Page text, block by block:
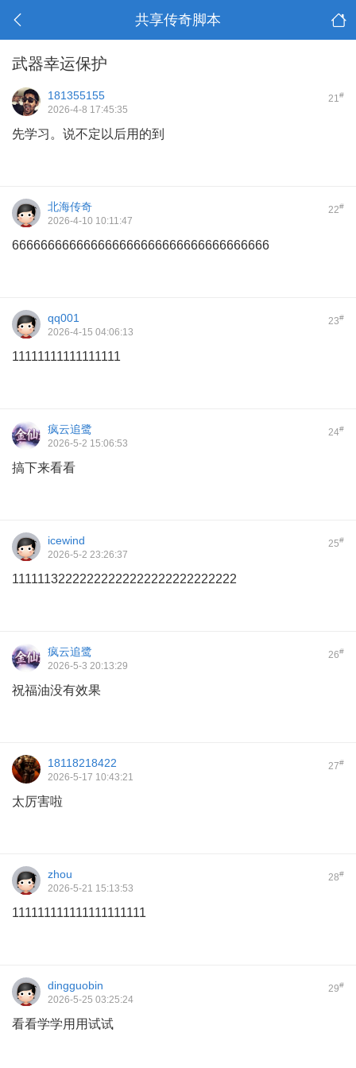
共享传奇脚本
武器幸运保护
21#
181355155
2026-4-8 17:45:35
先学习。说不定以后用的到
22#
北海传奇
2026-4-10 10:11:47
666666666666666666666666666666666666
23#
qq001
2026-4-15 04:06:13
11111111111111111
24#
疯云追鹭
2026-5-2 15:06:53
搞下来看看
25#
icewind
2026-5-2 23:26:37
11111132222222222222222222222222
26#
疯云追鹭
2026-5-3 20:13:29
祝福油没有效果
27#
18118218422
2026-5-17 10:43:21
太厉害啦
28#
zhou
2026-5-21 15:13:53
111111111111111111111
29#
dingguobin
2026-5-25 03:25:24
看看学学用用试试